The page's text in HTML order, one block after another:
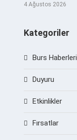
4 Ağustos 2026
Kategoriler
Burs Haberleri
Duyuru
Etkinlikler
Fırsatlar